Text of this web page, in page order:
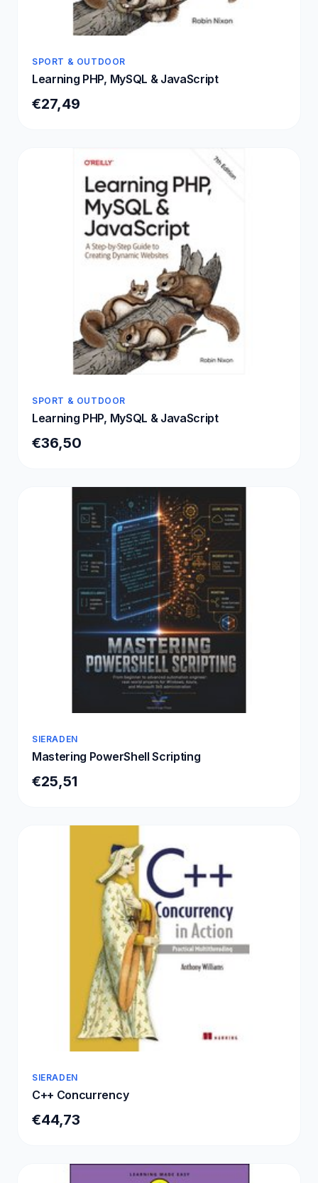
SPORT & OUTDOOR
Learning PHP, MySQL & JavaScript
€27,49
SPORT & OUTDOOR
Learning PHP, MySQL & JavaScript
€36,50
SIERADEN
Mastering PowerShell Scripting
€25,51
SIERADEN
C++ Concurrency
€44,73